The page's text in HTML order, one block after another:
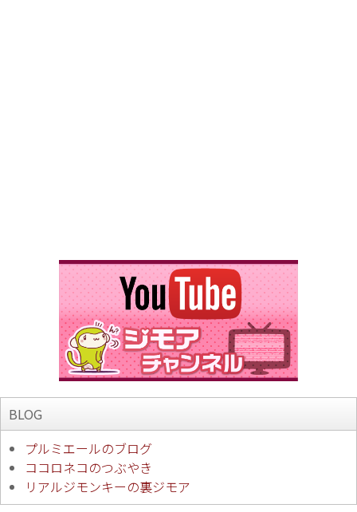
BLOG
プルミエールのブログ
ココロネコのつぶやき
リアルジモンキーの裏ジモア